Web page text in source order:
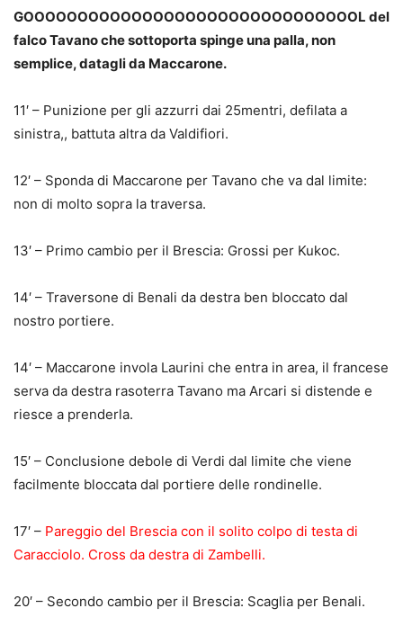
GOOOOOOOOOOOOOOOOOOOOOOOOOOOOOOOL del
falco Tavano che sottoporta spinge una palla, non
semplice, datagli da Maccarone.
11′ – Punizione per gli azzurri dai 25mentri, defilata a
sinistra,, battuta altra da Valdifiori.
12′ – Sponda di Maccarone per Tavano che va dal limite:
non di molto sopra la traversa.
13′ – Primo cambio per il Brescia: Grossi per Kukoc.
14′ – Traversone di Benali da destra ben bloccato dal
nostro portiere.
14′ – Maccarone invola Laurini che entra in area, il francese
serva da destra rasoterra Tavano ma Arcari si distende e
riesce a prenderla.
15′ – Conclusione debole di Verdi dal limite che viene
facilmente bloccata dal portiere delle rondinelle.
17′ – Pareggio del Brescia con il solito colpo di testa di
Caracciolo. Cross da destra di Zambelli.
20′ – Secondo cambio per il Brescia: Scaglia per Benali.